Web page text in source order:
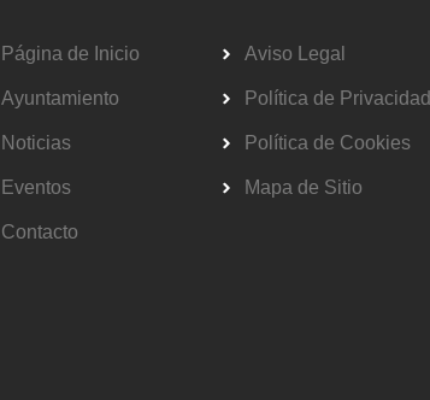
Página de Inicio
Ayuntamiento
Noticias
Eventos
Contacto
Aviso Legal
Política de Privacidad
Política de Cookies
Mapa de Sitio